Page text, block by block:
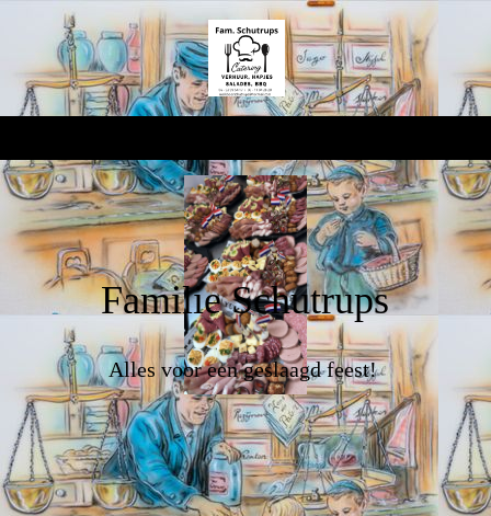
Familie Schutrups
Alles voor een geslaagd feest!